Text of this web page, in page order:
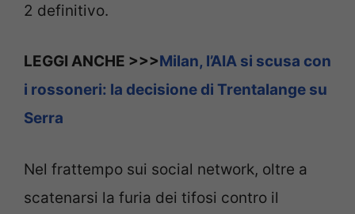
2 definitivo.
LEGGI ANCHE >>>Milan, l’AIA si scusa con
i rossoneri: la decisione di Trentalange su
Serra
Nel frattempo sui social network, oltre a
scatenarsi la furia dei tifosi contro il